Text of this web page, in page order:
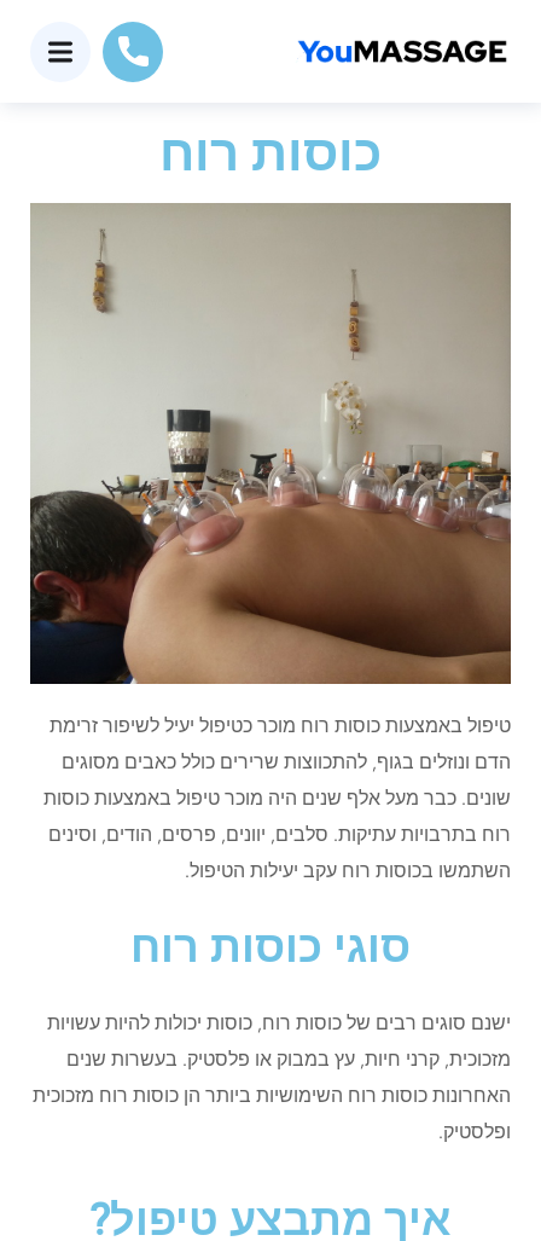
כוסות רוח
טיפול באמצעות כוסות רוח מוכר כטיפול יעיל לשיפור זרימת
הדם ונוזלים בגוף, להתכווצות שרירים כולל כאבים מסוגים
שונים. כבר מעל אלף שנים היה מוכר טיפול באמצעות כוסות
רוח בתרבויות עתיקות. סלבים, יוונים, פרסים, הודים, וסינים
השתמשו בכוסות רוח עקב יעילות הטיפול.
סוגי כוסות רוח
ישנם סוגים רבים של כוסות רוח, כוסות יכולות להיות עשויות
מזכוכית, קרני חיות, עץ במבוק או פלסטיק. בעשרות שנים
האחרונות כוסות רוח השימושיות ביותר הן כוסות רוח מזכוכית
ופלסטיק.
איך מתבצע טיפול?